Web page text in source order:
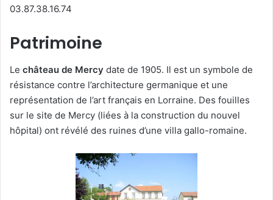
03.87.38.16.74
Patrimoine
Le château de Mercy date de 1905. Il est un symbole de
résistance contre l’architecture germanique et une
représentation de l’art français en Lorraine. Des fouilles
sur le site de Mercy (liées à la construction du nouvel
hôpital) ont révélé des ruines d’une villa gallo-romaine.